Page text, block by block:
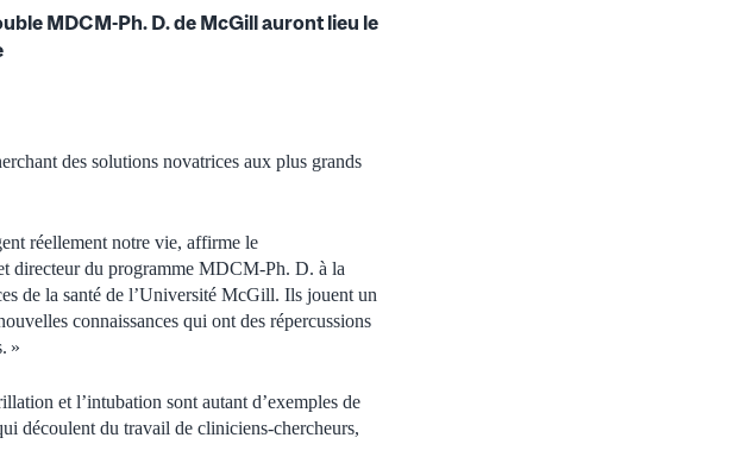
MDCM-Ph. D. de McGill auront lieu le
des solutions novatrices aux plus grands
réellement notre vie, affirme le
directeur du programme MDCM-Ph. D. à la
de la santé de l’Université McGill. Ils jouent un
connaissances qui ont des répercussions
»
et l’intubation sont autant d’exemples de
découlent du travail de cliniciens-chercheurs,